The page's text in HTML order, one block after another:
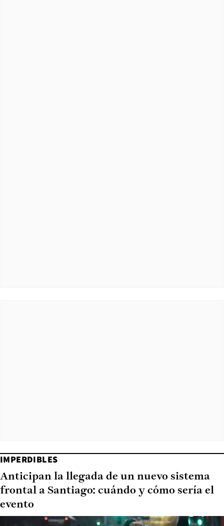
IMPERDIBLES
Anticipan la llegada de un nuevo sistema
frontal a Santiago: cuándo y cómo sería el
evento